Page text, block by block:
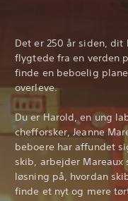
Det er 250 år siden,
flygtede fra en verden
finde en beboelig
overleve.
Du er Harold, en ung
chefforsker, Jeanne
beboere har affundet
skib, arbejder
løsning på, hvordan
finde et nyt og mere